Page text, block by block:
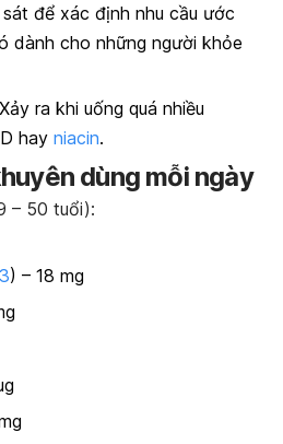
để xác định nhu cầu ước
dành cho những người khỏe
Xảy ra khi uống quá nhiều
hay niacin.
dùng mỗi ngày
– 50 tuổi):
) – 18 mg